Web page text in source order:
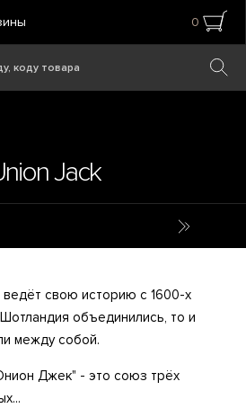
0
Jack
свою историю с 1600-х
объединились, то и
между собой.
Джек" - это союз трёх